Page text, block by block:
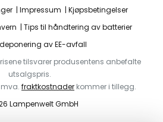
Impressum
Kjøpsbetingelser
Tips til håndtering av batterier
av EE-avfall
tilsvarer produsentens anbefalte
utsalgspris.
mva. fraktkostnader kommer i tillegg.
Lampenwelt GmbH